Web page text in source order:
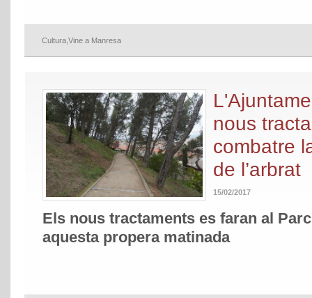
Cultura Vine a Manresa
nous
combatre
de l’arbrat
15/02/2017
Els nous tractaments es faran al
aquesta propera matinada